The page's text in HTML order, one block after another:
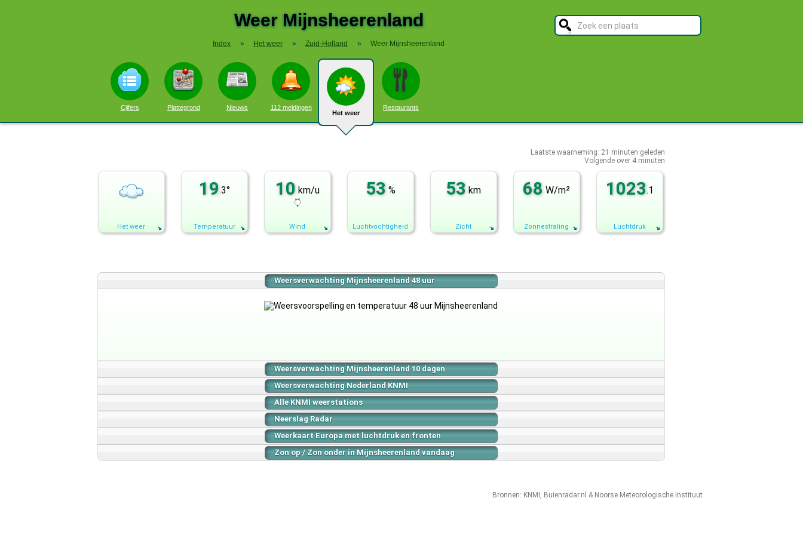
Weer Mijnsheerenland
Index » Het weer » Zuid-Holland » Weer Mijnsheerenland
Cijfers Plattegrond Nieuws 112 meldingen
Het weer
Restaurants
Laatste waarneming: 21 minuten geleden
Volgende over 4 minuten
Het weer
19.3°
Temperatuur
10 km/u
Wind
53 %
Luchtvochtigheid
53 km
Zicht
68 W/m²
Zonnestraling
1023.1
Luchtdruk
Weersverwachting Mijnsheerenland 48 uur
Weersverwachting Mijnsheerenland 10 dagen
Weersverwachting Nederland KNMI
Alle KNMI weerstations
Neerslag Radar
Weerkaart Europa met luchtdruk en fronten
Zon op / Zon onder in Mijnsheerenland vandaag
Bronnen: KNMI , Buienradar.nl & Noorse Meteorologische Instituut